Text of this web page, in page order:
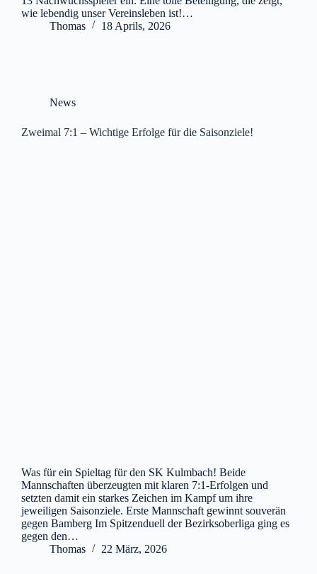
wie lebendig unser Vereinsleben ist!…
Thomas
18 Aprils, 2026
News
Zweimal 7:1 – Wichtige Erfolge für die Saisonziele!
Was für ein Spieltag für den SK Kulmbach! Beide
Mannschaften überzeugten mit klaren 7:1-Erfolgen und
setzten damit ein starkes Zeichen im Kampf um ihre
jeweiligen Saisonziele. Erste Mannschaft gewinnt souverän
gegen Bamberg Im Spitzenduell der Bezirksoberliga ging es
gegen den…
Thomas
22 März, 2026